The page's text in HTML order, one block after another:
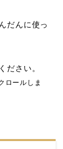
だんに使っ
ださい。
ロールしま